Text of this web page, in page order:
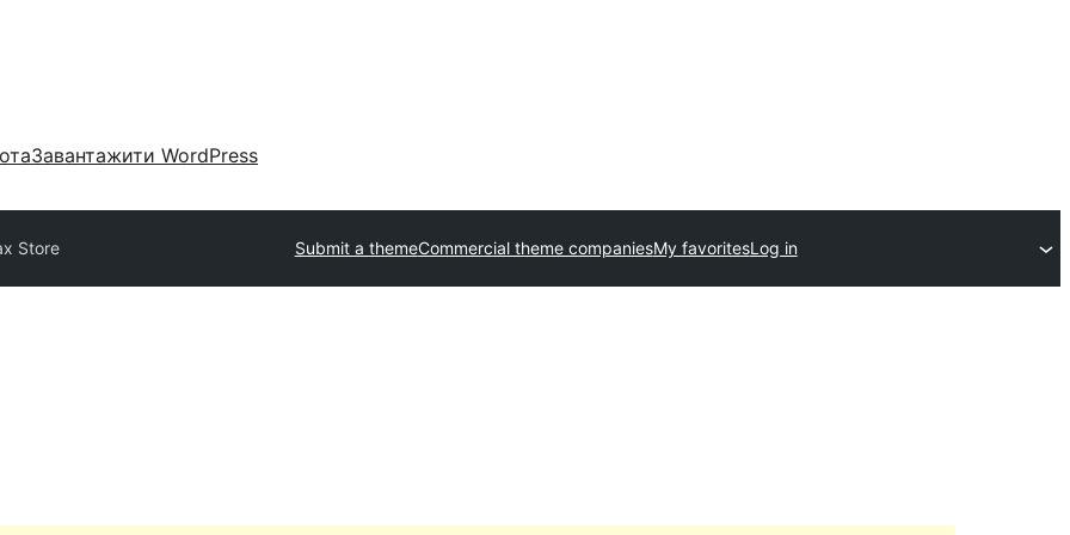
Завантажити WordPress
Store Submit a themeCommercial theme companiesMy favoritesLog in